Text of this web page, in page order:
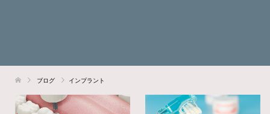
ブログ インプラント